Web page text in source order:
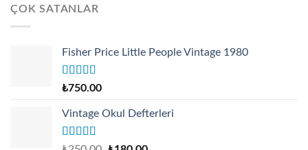
ÇOK SATANLAR
Fisher Price Little People Vintage 1980
Rated4.67
₺750.00
Vintage Okul Defterleri
Rated